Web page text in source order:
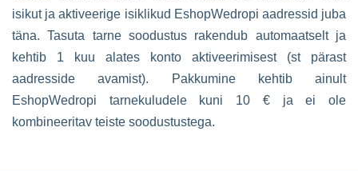
isikut ja aktiveerige isiklikud EshopWedropi aadressid juba
täna. Tasuta tarne soodustus rakendub automaatselt ja
kehtib 1 kuu alates konto aktiveerimisest (st pärast
aadresside avamist). Pakkumine kehtib ainult
EshopWedropi tarnekuludele kuni 10 € ja ei ole
kombineeritav teiste soodustustega.